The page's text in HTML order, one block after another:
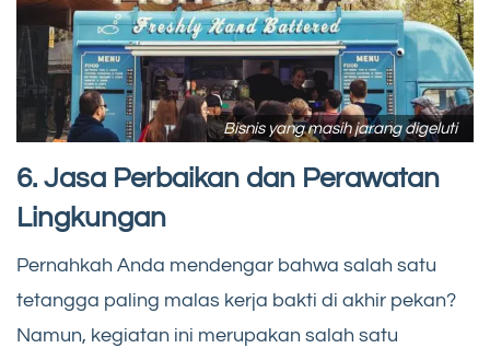
Bisnis yang masih jarang digeluti
6. Jasa Perbaikan dan Perawatan
Lingkungan
Pernahkah Anda mendengar bahwa salah satu
tetangga paling malas kerja bakti di akhir pekan?
Namun, kegiatan ini merupakan salah satu